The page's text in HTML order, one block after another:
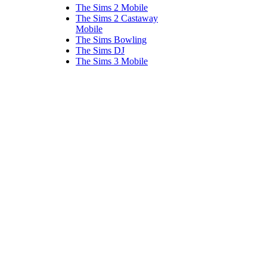
The Sims 2 Mobile
The Sims 2 Castaway
Mobile
The Sims Bowling
The Sims DJ
The Sims 3 Mobile